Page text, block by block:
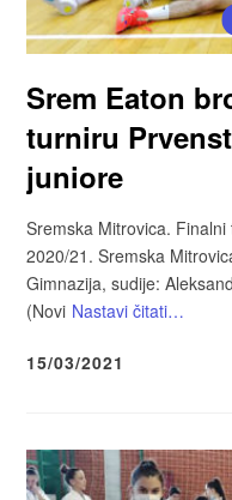
Srem Eaton
turniru
juniore
Sremska Mitrovica.
2020/21. Sremska
Gimnazija, sudije:
(Novi Nastavi čitati…
15/03/2021